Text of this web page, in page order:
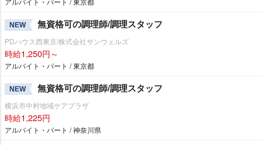
NEW 無資格可の調理師/調理スタッフ
PDハウス西東京/株式会社サンウェルズ
時給1,250円～
アルバイト・パート / 東京都
NEW 無資格可の調理師/調理スタッフ
横浜市中村地域ケアプラザ
時給1,225円
アルバイト・パート / 神奈川県